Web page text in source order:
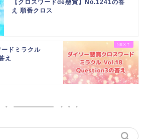
【クロスワードde懸賞】No.1241の答
え 順番クロス
ドミラクル
え